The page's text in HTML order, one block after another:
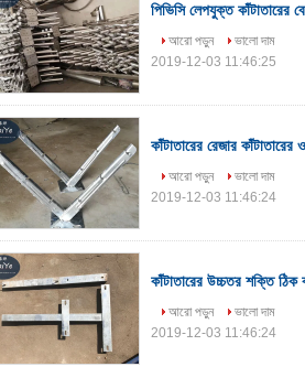
পিভিসি লেপযুক্ত কাঁটাতারের
আরো পড়ুন
ভালো দাম
2019-12-03 11:46:25
কাঁটাতারের রেজার
আরো পড়ুন
ভালো দাম
2019-12-03 11:46:24
কাঁটাতারের উচ্চতর শক্তি ঠিক
আরো পড়ুন
ভালো দাম
2019-12-03 11:46:24